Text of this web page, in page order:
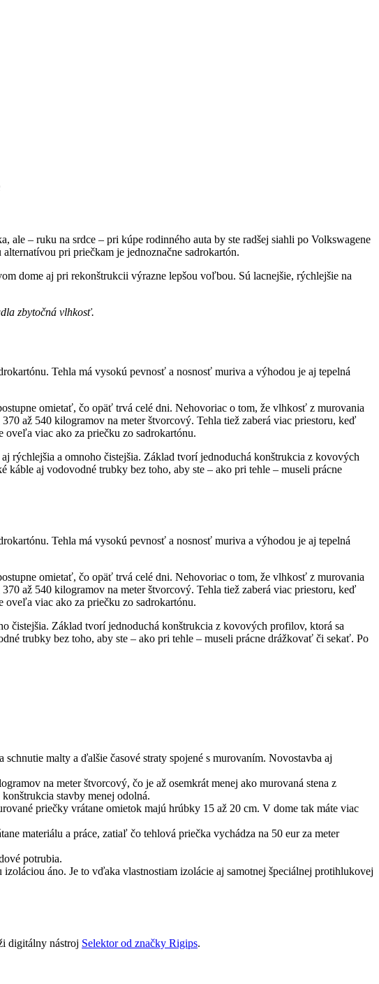
– ruku na srdce – pri kúpe rodinného auta by ste radšej siahli po Volkswagene
pri priečkam je jednoznačne sadrokartón.
dome aj pri rekonštrukcii výrazne lepšou voľbou. Sú lacnejšie, rýchlejšie na
zbytočná vlhkosť.
Tehla má vysokú pevnosť a nosnosť muriva a výhodou je aj tepelná
omietať, čo opäť trvá celé dni. Nehovoriac o tom, že vlhkosť z murovania
až 540 kilogramov na meter štvorcový. Tehla tiež zaberá viac priestoru, keď
oveľa viac ako za priečku zo sadrokartónu.
rýchlejšia a omnoho čistejšia. Základ tvorí jednoduchá konštrukcia z kovových
aj vodovodné trubky bez toho, aby ste – ako pri tehle – museli prácne
Tehla má vysokú pevnosť a nosnosť muriva a výhodou je aj tepelná
omietať, čo opäť trvá celé dni. Nehovoriac o tom, že vlhkosť z murovania
až 540 kilogramov na meter štvorcový. Tehla tiež zaberá viac priestoru, keď
oveľa viac ako za priečku zo sadrokartónu.
čistejšia. Základ tvorí jednoduchá konštrukcia z kovových profilov, ktorá sa
trubky bez toho, aby ste – ako pri tehle – museli prácne drážkovať či sekať. Po
malty a ďalšie časové straty spojené s murovaním. Novostavba aj
na meter štvorcový, čo je až osemkrát menej ako murovaná stena z
stavby menej odolná.
priečky vrátane omietok majú hrúbky 15 až 20 cm. V dome tak máte viac
materiálu a práce, zatiaľ čo tehlová priečka vychádza na 50 eur za meter
potrubia.
áno. Je to vďaka vlastnostiam izolácie aj samotnej špeciálnej protihlukovej
digitálny nástroj Selektor od značky Rigips.